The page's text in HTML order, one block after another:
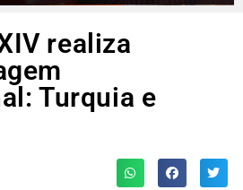
realiza
Turquia e